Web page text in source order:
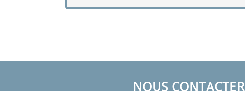
NOUS CONTACTER